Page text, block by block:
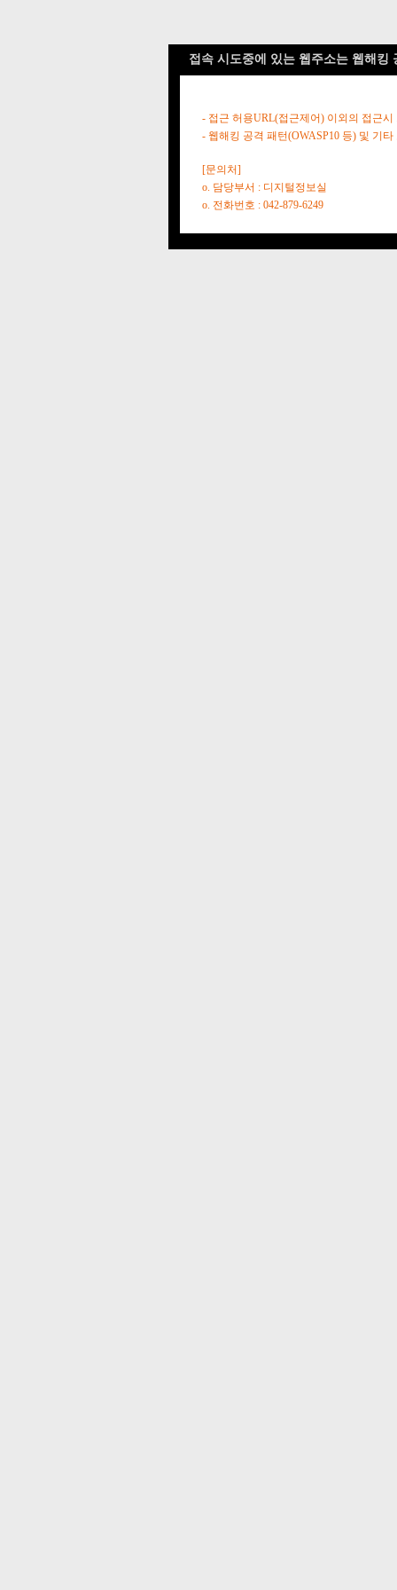
접속 시도중에 있는 웹주소는 웹해킹
- 접근 허용URL(접근제어) 이외의 접근시
- 웹해킹 공격 패턴(OWASP10 등) 및 기
[문의처]
o. 담당부서 : 디지털정보실
o. 전화번호 : 042-879-6249